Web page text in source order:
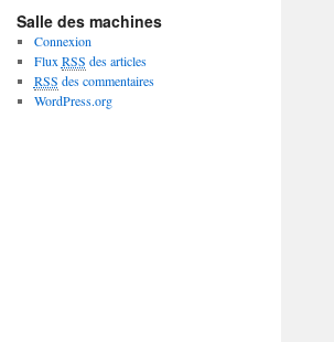
Salle des machines
Connexion
Flux RSS des articles
RSS des commentaires
WordPress.org